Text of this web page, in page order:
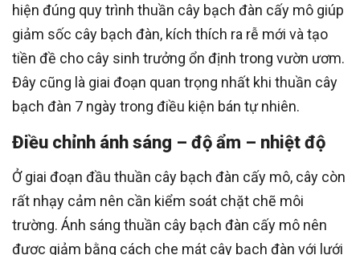
hiện đúng quy trình thuần cây bạch đàn cấy mô giúp
giảm sốc cây bạch đàn, kích thích ra rễ mới và tạo
tiền đề cho cây sinh trưởng ổn định trong vườn ươm.
Đây cũng là giai đoạn quan trọng nhất khi thuần cây
bạch đàn 7 ngày trong điều kiện bán tự nhiên.
Điều chỉnh ánh sáng – độ ẩm – nhiệt độ
Ở giai đoạn đầu thuần cây bạch đàn cấy mô, cây còn
rất nhạy cảm nên cần kiểm soát chặt chẽ môi
trường. Ánh sáng thuần cây bạch đàn cấy mô nên
được giảm bằng cách che mát cây bạch đàn với lưới